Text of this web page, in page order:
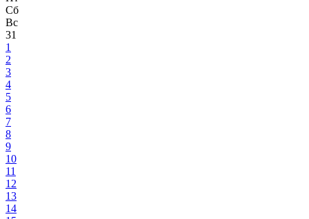
Сб
Вс
31
1
2
3
4
5
6
7
8
9
10
11
12
13
14